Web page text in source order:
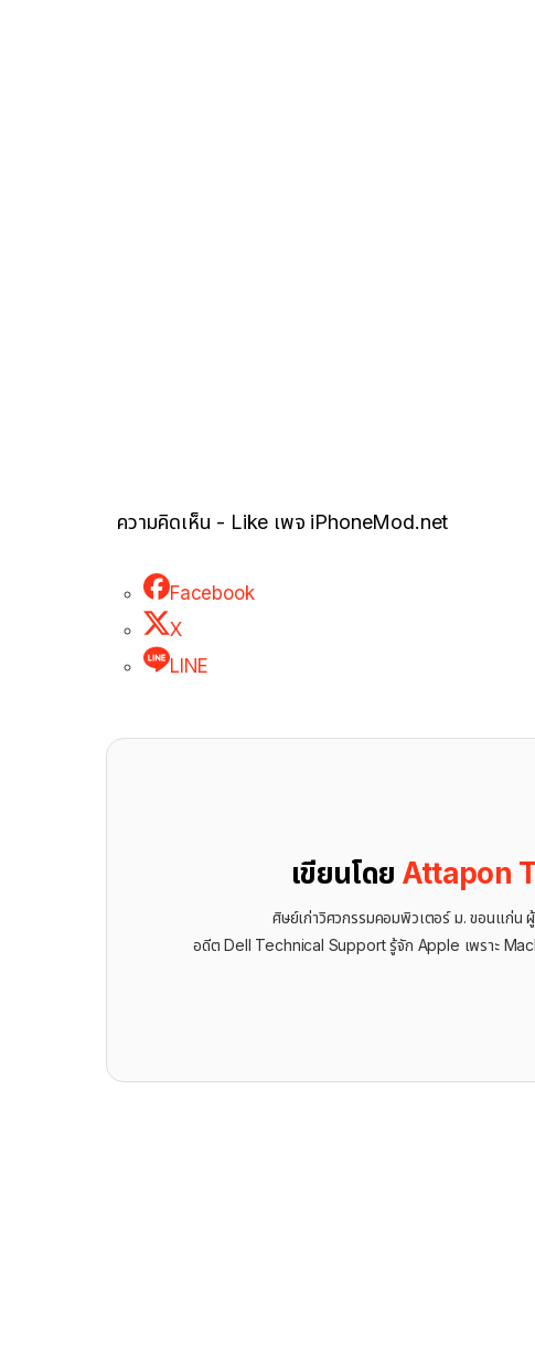
ความคิดเห็น - Like เพจ iPhoneMod.net
Facebook
X
LINE
เขียนโดย Attapon
ศิษย์เก่าวิศวกรรมคอมพิวเตอร์ ม. ขอนแก่
อดีต Dell Technical Support รู้จัก ​Apple เพราะ